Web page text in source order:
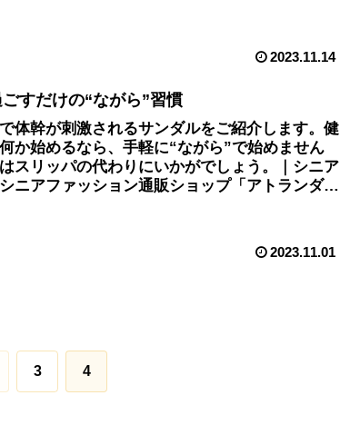
2023.11.14
すだけの“ながら”習慣
体幹が刺激されるサンダルをご紹介します。健
か始めるなら、手軽に“ながら”で始めません
スリッパの代わりにいかがでしょう。｜シニア
ニアファッション通販ショップ「アトランダ
2023.11.01
3 4